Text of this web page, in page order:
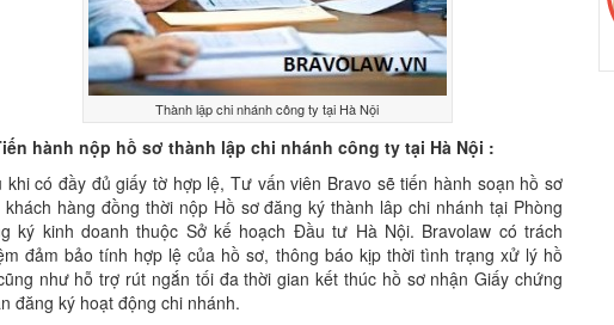
Thành lập chi nhánh công ty tại Hà Nội
hành nộp hồ sơ thành lập chi nhánh công ty tại Hà Nội :
khi có đầy đủ giấy tờ hợp lệ, Tư vấn viên Bravo sẽ tiến hành soạn hồ sơ
khách hàng đồng thời nộp Hồ sơ đăng ký thành lâp chi nhánh tại Phòng
ký kinh doanh thuộc Sở kế hoạch Đầu tư Hà Nội. Bravolaw có trách
đảm bảo tính hợp lệ của hồ sơ, thông báo kịp thời tình trạng xử lý hồ
như hỗ trợ rút ngắn tối đa thời gian kết thúc hồ sơ nhận Giấy chứng
đăng ký hoạt động chi nhánh.